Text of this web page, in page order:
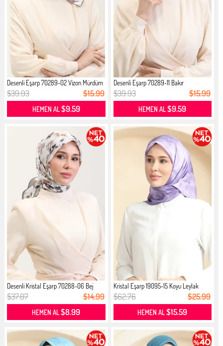
Desenli Eşarp 70289-02 Vizon Mürdüm
$39.93 $15.99
HEMEN AL$9.59
Desenli Eşarp 70289-11 Bakır
$39.93 $15.99
HEMEN AL$9.59
Desenli Kristal Eşarp 70288-06 Bej
$37.07 $14.99
HEMEN AL$8.99
Kristal Eşarp 19095-15 Koyu Leylak
$62.76 $25.99
HEMEN AL$15.59